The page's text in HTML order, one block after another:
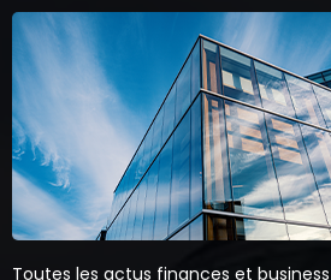
Toutes les actus finances et business